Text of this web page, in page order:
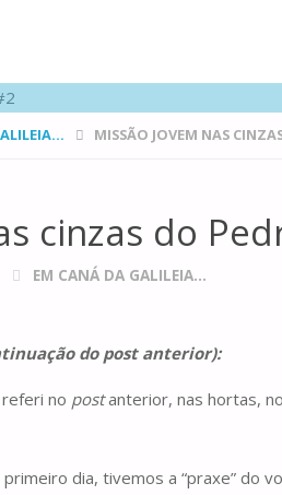
MISSÃO JOVEM NAS
cinzas do
EM CANÁ DA GALILEIA...
do post anterior):
no postanterior, nas hortas,
dia, tivemos a “praxe” do